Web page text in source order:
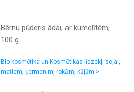
Bērnu pūderis ādai, ar kumelītēm,
100 g
Bio kosmētika un Kosmētikas līdzekļi sejai,
matiem, ķermenim, rokām, kājām >